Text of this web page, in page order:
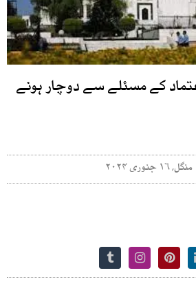
کے مسئلے سے دوچار ہونے
منگل, ۱۶ جنوری ۲۰۲۴